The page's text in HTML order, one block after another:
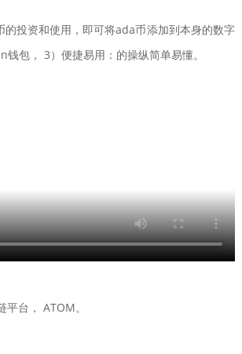
的投资和使用，即可将ada币添加到本身的数字
包， 3）便捷易用：的操纵简单易懂。
台， ATOM。